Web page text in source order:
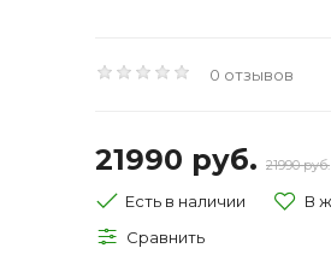
0 отзывов
21990 руб. 21990 руб.
Есть в наличии